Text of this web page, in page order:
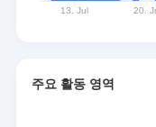
주요 활동 영역